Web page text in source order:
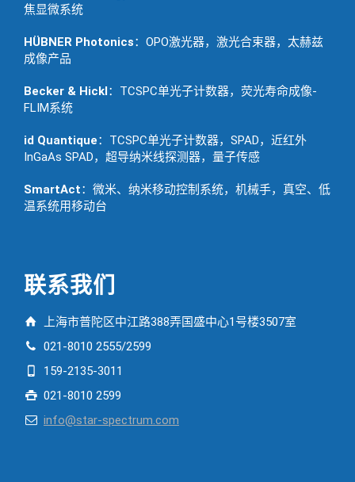
焦显微系统
HÜBNER Photonics：OPO激光器，激光合束器，太赫兹
成像产品
Becker & Hickl：TCSPC单光子计数器，荧光寿命成像-
FLIM系统
id Quantique：TCSPC单光子计数器，SPAD，近红外
InGaAs SPAD，超导纳米线探测器，量子传感
SmartAct：微米、纳米移动控制系统，机械手，真空、低
温系统用移动台
联系我们
上海市普陀区中江路388弄国盛中心1号楼3507室
021-8010 2555/2599
159-2135-3011
021-8010 2599
info@star-spectrum.com